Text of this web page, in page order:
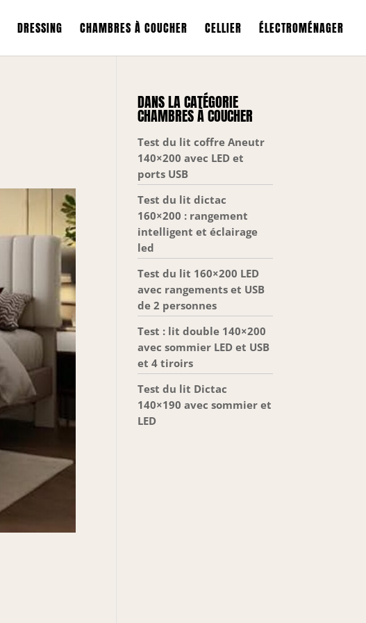
DRESSING CHAMBRES À COUCHER CELLIER ÉLECTROMÉNAGER
DANS LA CATÉGORIE
CHAMBRES À COUCHER
Test du lit coffre Aneutr
140×200 avec LED et
ports USB
Test du lit dictac
160×200 : rangement
intelligent et éclairage
led
Test du lit 160×200 LED
avec rangements et USB
de 2 personnes
Test : lit double 140×200
avec sommier LED et USB
et 4 tiroirs
Test du lit Dictac
140×190 avec sommier et
LED